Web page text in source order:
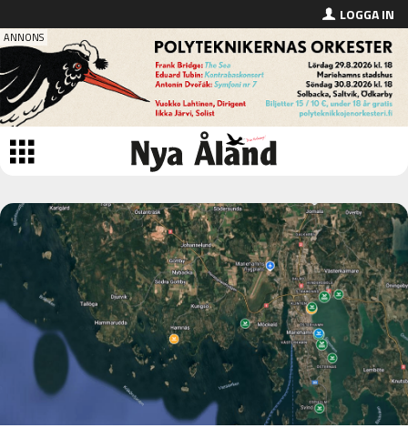
LOGGA IN